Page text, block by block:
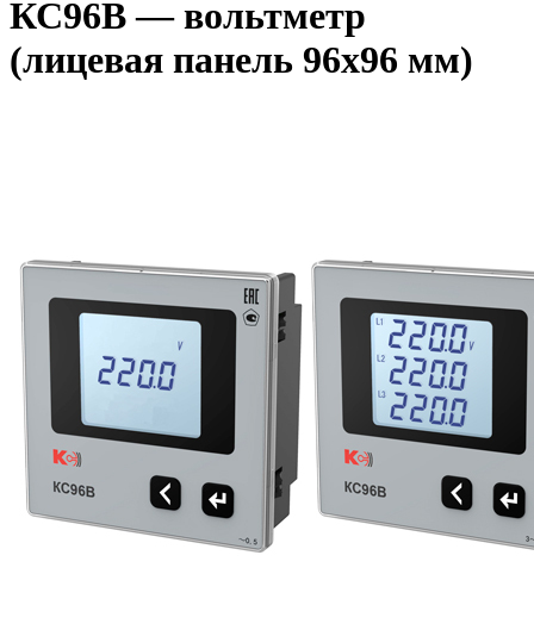
КС96В — вольтметр
(лицевая панель 96х96 мм)